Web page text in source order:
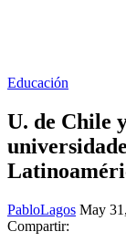
Educación
U. de Chile
PabloLagos May
Compartir: